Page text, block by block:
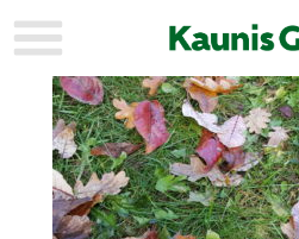
KAUPUNKI
STADEN
AJANKOHTAISTA
AKTUELLT
URHEILU
IDROTT
KULTTUURI
KULTUR